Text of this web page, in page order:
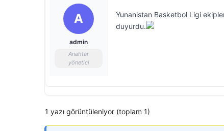
A
admin
Anahtar
yönetici
Yunanistan Basketbol Ligi
duyurdu.
1 yazı görüntüleniyor (toplam 1)